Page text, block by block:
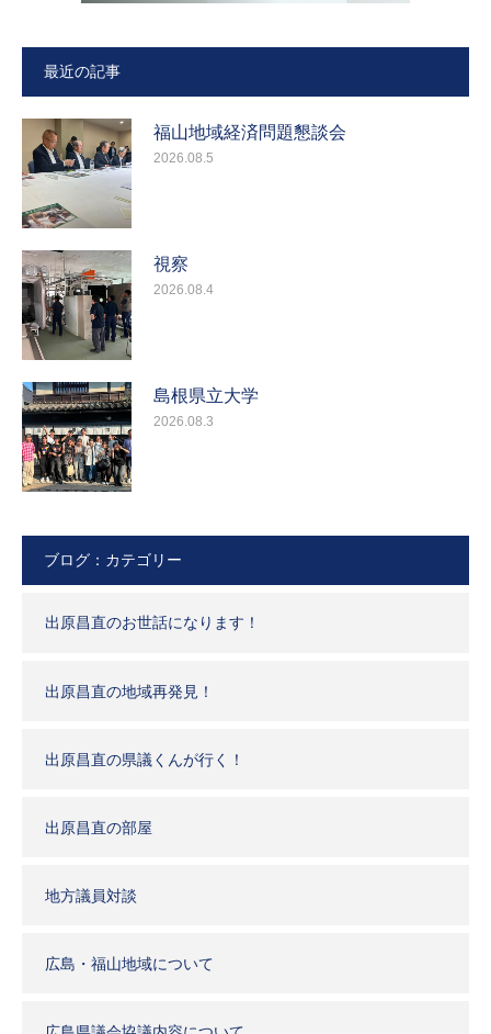
最近の記事
福山地域経済問題懇談会
2026.08.5
視察
2026.08.4
島根県立大学
2026.08.3
ブログ：カテゴリー
出原昌直のお世話になります！
出原昌直の地域再発見！
出原昌直の県議くんが行く！
出原昌直の部屋
地方議員対談
広島・福山地域について